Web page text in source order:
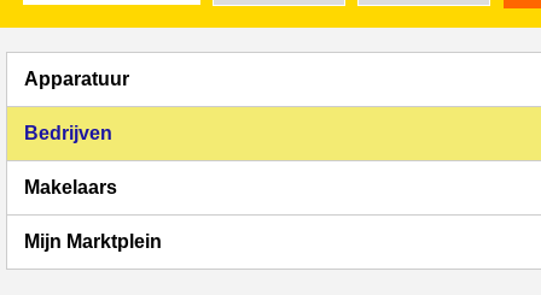
Apparatuur
Bedrijven
Makelaars
Mijn Marktplein